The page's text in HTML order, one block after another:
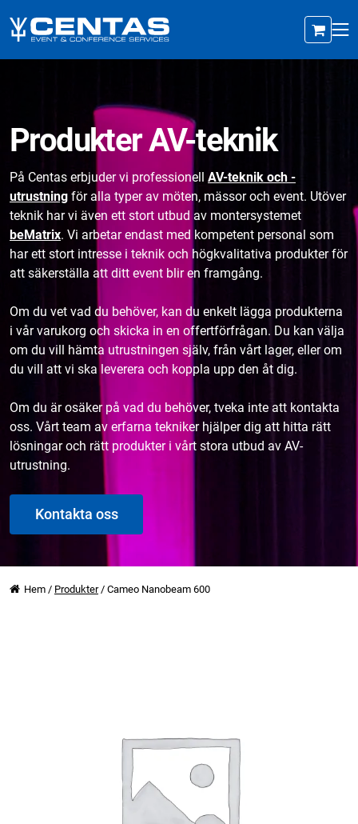
Produkter AV-teknik
På Centas erbjuder vi professionell AV-teknik och -
utrustning för alla typer av möten, mässor och event. Utöver
teknik har vi även ett stort utbud av montersystemet
beMatrix. Vi arbetar endast med kompetent personal som
har ett stort intresse i teknik och högkvalitativa produkter för
att säkerställa att ditt event blir en framgång.
Om du vet vad du behöver, kan du enkelt lägga produkterna
i vår varukorg och skicka in en offertförfrågan. Du kan välja
om du vill hämta utrustningen själv, från vårt lager, eller om
du vill att vi ska leverera och koppla upp den åt dig.
Om du är osäker på vad du behöver, tveka inte att kontakta
oss. Vårt team av erfarna tekniker hjälper dig att hitta rätt
lösningar och rätt produkter i vårt stora utbud av AV-
utrustning.
Kontakta oss
Hem / Produkter/ Cameo Nanobeam 600